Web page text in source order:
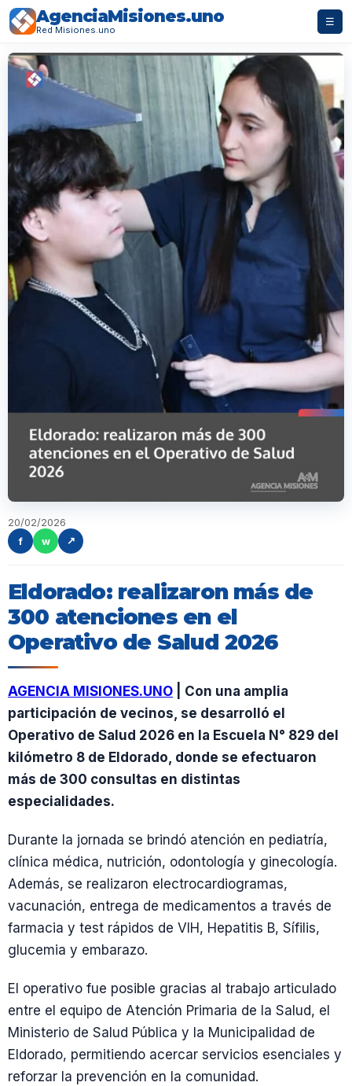
AgenciaMisiones.uno
Red Misiones.uno
☰
20/02/2026
f
w ↗
Eldorado: realizaron más de
300 atenciones en el
Operativo de Salud 2026
AGENCIA MISIONES.UNO | Con una amplia
participación de vecinos, se desarrolló el
Operativo de Salud 2026 en la Escuela N° 829 del
kilómetro 8 de Eldorado, donde se efectuaron
más de 300 consultas en distintas
especialidades.
Durante la jornada se brindó atención en pediatría,
clínica médica, nutrición, odontología y ginecología.
Además, se realizaron electrocardiogramas,
vacunación, entrega de medicamentos a través de
farmacia y test rápidos de VIH, Hepatitis B, Sífilis,
glucemia y embarazo.
El operativo fue posible gracias al trabajo articulado
entre el equipo de Atención Primaria de la Salud, el
Ministerio de Salud Pública y la Municipalidad de
Eldorado, permitiendo acercar servicios esenciales y
reforzar la prevención en la comunidad.